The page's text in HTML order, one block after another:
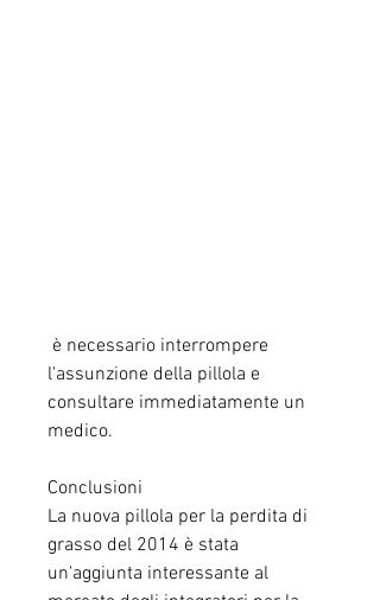
l'assunzione della pillola e
consultare immediatamente un
medico.
Conclusioni
La nuova pillola per la perdita di
grasso del 2014 è stata
un'aggiunta interessante al